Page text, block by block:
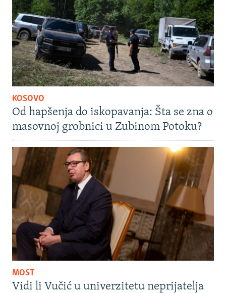
KOSOVO
Od hapšenja do iskopavanja: Šta se zna o
masovnoj grobnici u Zubinom Potoku?
MOST
Vidi li Vučić u univerzitetu neprijatelja